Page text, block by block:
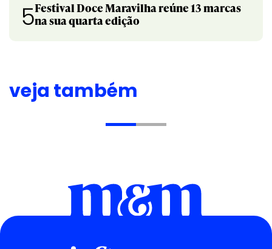
5Festival Doce Maravilha reúne 13 marcas
na sua quarta edição
veja também